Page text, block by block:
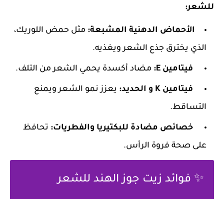
للشعر:
الأحماض الدهنية المشبعة: مثل حمض اللوريك،
الذي يخترق جذع الشعر ويغذيه.
فيتامين E: مضاد أكسدة يحمي الشعر من التلف.
فيتامين K و الحديد:
يعزز نمو الشعر ويمنع
التساقط.
خصائص مضادة للبكتيريا والفطريات: تحافظ
على صحة فروة الرأس.
✨ فوائد زيت جوز الهند للشعر